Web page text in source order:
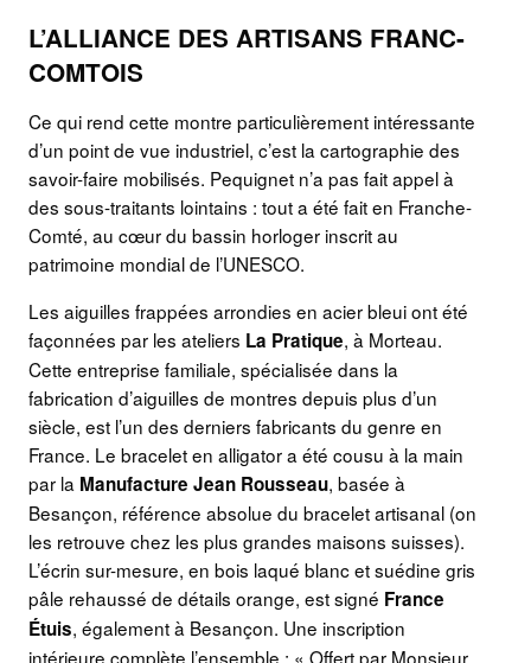
L’ALLIANCE DES ARTISANS FRANC-
COMTOIS
Ce qui rend cette montre particulièrement intéressante
d’un point de vue industriel, c’est la cartographie des
savoir-faire mobilisés. Pequignet n’a pas fait appel à
des sous-traitants lointains : tout a été fait en Franche-
Comté, au cœur du bassin horloger inscrit au
patrimoine mondial de l’UNESCO.
Les aiguilles frappées arrondies en acier bleui ont été
façonnées par les ateliers La Pratique, à Morteau.
Cette entreprise familiale, spécialisée dans la
fabrication d’aiguilles de montres depuis plus d’un
siècle, est l’un des derniers fabricants du genre en
France. Le bracelet en alligator a été cousu à la main
par la Manufacture Jean Rousseau, basée à
Besançon, référence absolue du bracelet artisanal (on
les retrouve chez les plus grandes maisons suisses).
L’écrin sur-mesure, en bois laqué blanc et suédine gris
pâle rehaussé de détails orange, est signé France
Étuis, également à Besançon. Une inscription
intérieure complète l’ensemble : « Offert par Monsieur